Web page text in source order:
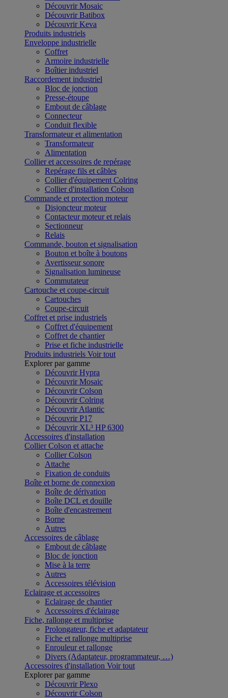
Découvrir Mosaic
Découvrir Batibox
Découvrir Keva
Produits industriels
Enveloppe industrielle
Coffret
Armoire industrielle
Boîtier industriel
Raccordement industriel
Bloc de jonction
Presse-étoupe
Embout de câblage
Connecteur
Conduit flexible
Transformateur et alimentation
Transformateur
Alimentation
Collier et accessoires de repérage
Repérage fils et câbles
Collier d'équipement Colring
Collier d'installation Colson
Commande et protection moteur
Disjoncteur moteur
Contacteur moteur et relais
Sectionneur
Relais
Commande, bouton et signalisation
Bouton et boîte à boutons
Avertisseur sonore
Signalisation lumineuse
Commutateur
Cartouche et coupe-circuit
Cartouches
Coupe-circuit
Coffret et prise industriels
Coffret d'équipement
Coffret de chantier
Prise et fiche industrielle
Produits industriels Voir tout
Explorer par gamme
Découvrir Hypra
Découvrir Mosaic
Découvrir Colson
Découvrir Colring
Découvrir Atlantic
Découvrir P17
Découvrir XL³ HP 6300
Accessoires d'installation
Collier Colson et attache
Collier Colson
Attache
Fixation de conduits
Boîte et borne de connexion
Boîte de dérivation
Boîte DCL et douille
Boîte d'encastrement
Borne
Autres
Accessoires de câblage
Embout de câblage
Bloc de jonction
Mise à la terre
Autres
Accessoires télévision
Eclairage et accessoires
Eclairage de chantier
Accessoires d'éclairage
Fiche, rallonge et multiprise
Prolongateur, fiche et adaptateur
Fiche et rallonge multiprise
Enrouleur et rallonge
Divers (Adaptateur, programmateur, …)
Accessoires d'installation Voir tout
Explorer par gamme
Découvrir Plexo
Découvrir Colson